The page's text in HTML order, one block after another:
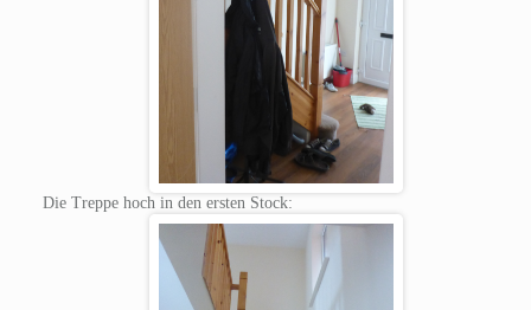
Die Treppe hoch in den ersten Stock: